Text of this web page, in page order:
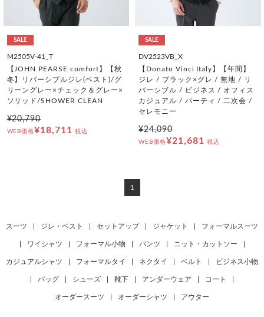
SALE
M2505V-41_T
【JOHN PEARSE comfort】【秋
冬】リバーシブルジレ(ベスト)/グ
リーングレー×チェック＆グレー×
ソリッド/SHOWER CLEAN
¥20,790
WEB価格¥18,711 税込
SALE
DV2523VB_X
【Donato Vinci Italy】【年間】
ジレ / ブラック×グレ / 無地 / リ
バーシブル / ビジネス / オフィス
カジュアル / パーティ / 二次会 /
セレモニー
¥24,090
WEB価格¥21,681 税込
1
スーツ ジレ・ベスト セットアップ ジャケット フォーマルスーツ
ワイシャツ フォーマル小物 パンツ ニット・カットソー
カジュアルシャツ フォーマルタイ ネクタイ ベルト ビジネス小物
バッグ シューズ 靴下 アンダーウェア コート
オーダースーツ オーダーシャツ アウター